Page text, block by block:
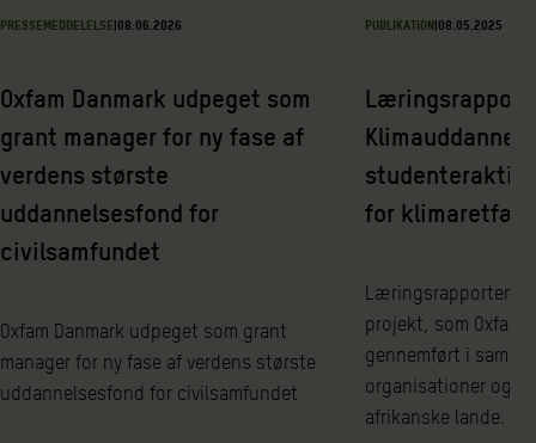
PRESSEMEDDELELSE|08.06.2026
Oxfam Danmark udpeget som
grant manager for ny fase af
verdens største
uddannelsesfond for
civilsamfundet
Oxfam Danmark udpeget som grant
manager for ny fase af verdens største
uddannelsesfond for civilsamfundet
PUBLIKATION|08.05.2025
Læringsrapport:
for
Læringsrapporten
projekt, som Oxfam
gennemført i
organisationer og
afrikanske lande.